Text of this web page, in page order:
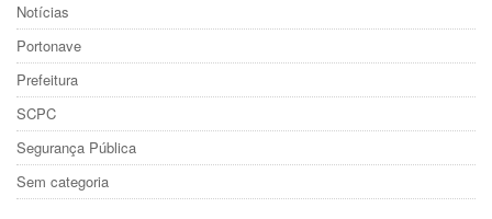
Notícias
Portonave
Prefeitura
SCPC
Segurança Pública
Sem categoria